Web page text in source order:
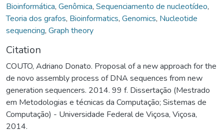
Bioinformática, Genômica, Sequenciamento de nucleotídeo,
Teoria dos grafos, Bioinformatics, Genomics, Nucleotide
sequencing, Graph theory
Citation
COUTO, Adriano Donato. Proposal of a new approach for the
de novo assembly process of DNA sequences from new
generation sequencers. 2014. 99 f. Dissertação (Mestrado
em Metodologias e técnicas da Computação; Sistemas de
Computação) - Universidade Federal de Viçosa, Viçosa,
2014.